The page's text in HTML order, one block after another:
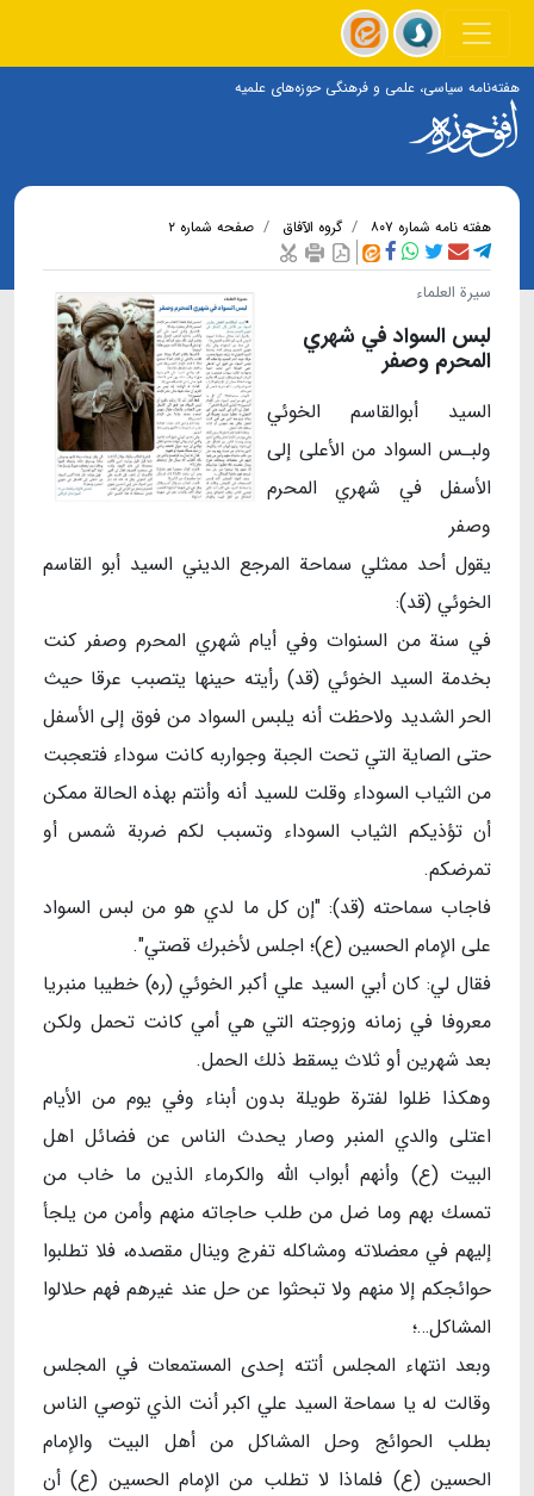
هفته‌نامه سیاسی، علمی و فرهنگی حوزه‌های علمیه
هفته نامه شماره ۸۰۷ گروه الآفاق صفحه شماره ۲
سیرة العلماء
لبس السواد في شهري
المحرم وصفر
السيد أبوالقاسم الخوئي
ولبـس السواد من الأعلى إلى
الأسفل في شهري المحرم
وصفر
يقول أحد ممثلي سماحة المرجع الديني السيد أبو القاسم
الخوئي (قد):
في سنة من السنوات وفي أيام شهري المحرم وصفر كنت
بخدمة السيد الخوئي (قد) رأيته حينها يتصبب عرقا حيث
الحر الشديد ولاحظت أنه يلبس السواد من فوق إلى الأسفل
حتى الصاية التي تحت الجبة وجواربه كانت سوداء فتعجبت
من الثياب السوداء وقلت للسيد أنه وأنتم بهذه الحالة ممكن
أن تؤذيكم الثياب السوداء وتسبب لكم ضربة شمس أو
تمرضكم.
فاجاب سماحته (قد): "إن كل ما لدي هو من لبس السواد
على الإمام الحسين (ع)؛ اجلس لأخبرك قصتي".
فقال لي: كان أبي السيد علي أكبر الخوئي (ره) خطيبا منبريا
معروفا في زمانه وزوجته التي هي أمي كانت تحمل ولكن
بعد شهرين أو ثلاث يسقط ذلك الحمل.
وهكذا ظلوا لفترة طويلة بدون أبناء وفي يوم من الأيام
اعتلى والدي المنبر وصار يحدث الناس عن فضائل اهل
البيت (ع) وأنهم أبواب الله والكرماء الذين ما خاب من
تمسك بهم وما ضل من طلب حاجاته منهم وأمن من يلجأ
إليهم في معضلاته ومشاكله تفرج وينال مقصده، فلا تطلبوا
حوائجكم إلا منهم ولا تبحثوا عن حل عند غيرهم فهم حلالوا
المشاكل…؛
وبعد انتهاء المجلس أتته إحدى المستمعات في المجلس
وقالت له يا سماحة السيد علي اكبر أنت الذي توصي الناس
بطلب الحوائج وحل المشاكل من أهل البيت والإمام
الحسين (ع) فلماذا لا تطلب من الإمام الحسين (ع) أن